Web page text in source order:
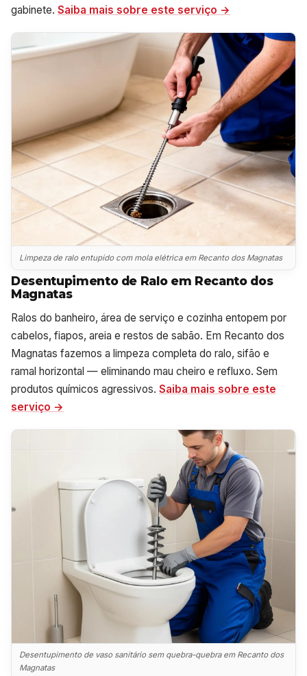
gabinete. Saiba mais sobre este serviço →
Limpeza de ralo entupido com mola elétrica em Recanto dos Magnatas
Desentupimento de Ralo em Recanto dos
Magnatas
Ralos do banheiro, área de serviço e cozinha entopem por
cabelos, fiapos, areia e restos de sabão. Em Recanto dos
Magnatas fazemos a limpeza completa do ralo, sifão e
ramal horizontal — eliminando mau cheiro e refluxo. Sem
produtos químicos agressivos. Saiba mais sobre este
serviço →
Desentupimento de vaso sanitário sem quebra-quebra em Recanto dos
Magnatas